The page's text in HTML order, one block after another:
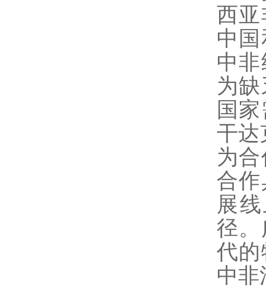
西
中
中
为
国
干达
为
合
展
径
代
中非